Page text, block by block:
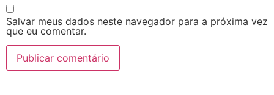
Salvar meus dados neste navegador para a próxima vez
que eu comentar.